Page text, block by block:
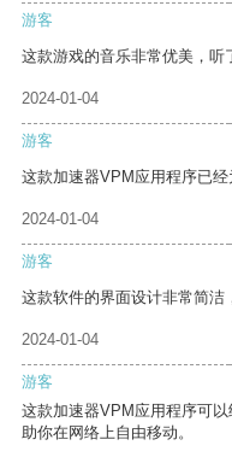
游客
这款游戏的音乐非常优美，听
2024-01-04
游客
这款加速器VPM应用程序已经
2024-01-04
游客
这款软件的界面设计非常简洁
2024-01-04
游客
这款加速器VPM应用程序可
助你在网络上自由移动。